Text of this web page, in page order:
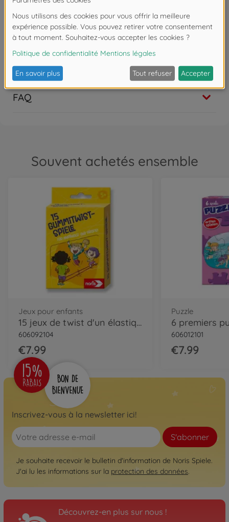
Téléchargements
Les avis
FAQ
Souvent achetés ensemble
Jeux pour enfants
15 jeux de twist d'un élastique
606092104
€7.99
Puzzle
606012101
€7.99
Inscrivez-vous à la newsletter ici!
S'abonner
Je souhaite recevoir le bulletin d'information de Noris Spiele.
J'ai lu les informations sur la protection des données.
Découvrez-en plus sur nous !